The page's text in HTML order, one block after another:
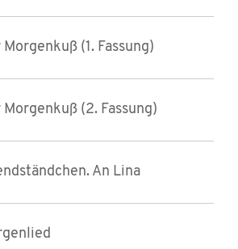
Morgenkuß (1. Fassung)
Morgenkuß (2. Fassung)
An Lina